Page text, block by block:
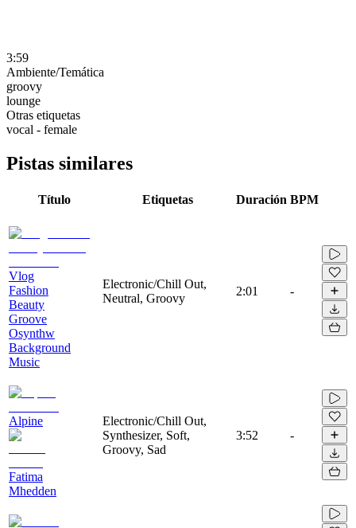
3:59
Ambiente/Temática
groovy
lounge
Otras etiquetas
vocal - female
Pistas similares
Título Etiquetas Duración BPM
Vlog
Fashion
Beauty
Groove
Osynthw
Background
Music
Electronic/Chill Out,
Neutral, Groovy
2:01 -
Alpine
Fatima
Mhedden
Electronic/Chill Out,
Synthesizer, Soft,
Groovy, Sad
3:52 -